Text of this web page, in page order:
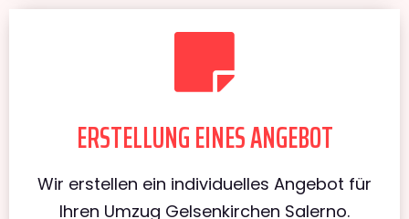
ERSTELLUNG EINES ANGEBOT
Wir erstellen ein individuelles Angebot für
Ihren Umzug Gelsenkirchen Salerno.